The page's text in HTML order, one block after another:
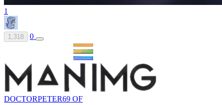
1
1,318 0
DOCTORPETER69 OF